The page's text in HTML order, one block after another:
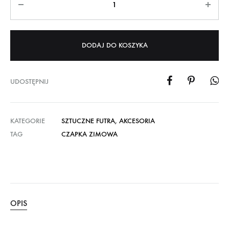
DODAJ DO KOSZYKA
UDOSTĘPNIJ
KATEGORIE SZTUCZNE FUTRA, AKCESORIA
TAG
CZAPKA ZIMOWA
OPIS